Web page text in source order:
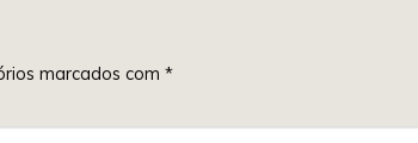
marcados com *